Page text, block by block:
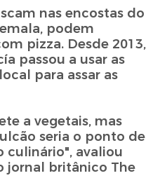
nas encostas do
podem
pizza. Desde 2013,
passou a usar as
para assar as
a vegetais, mas
seria o ponto de
culinário", avaliou
jornal britânico The